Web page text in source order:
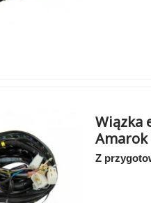
Wiązka
Amarok
Z